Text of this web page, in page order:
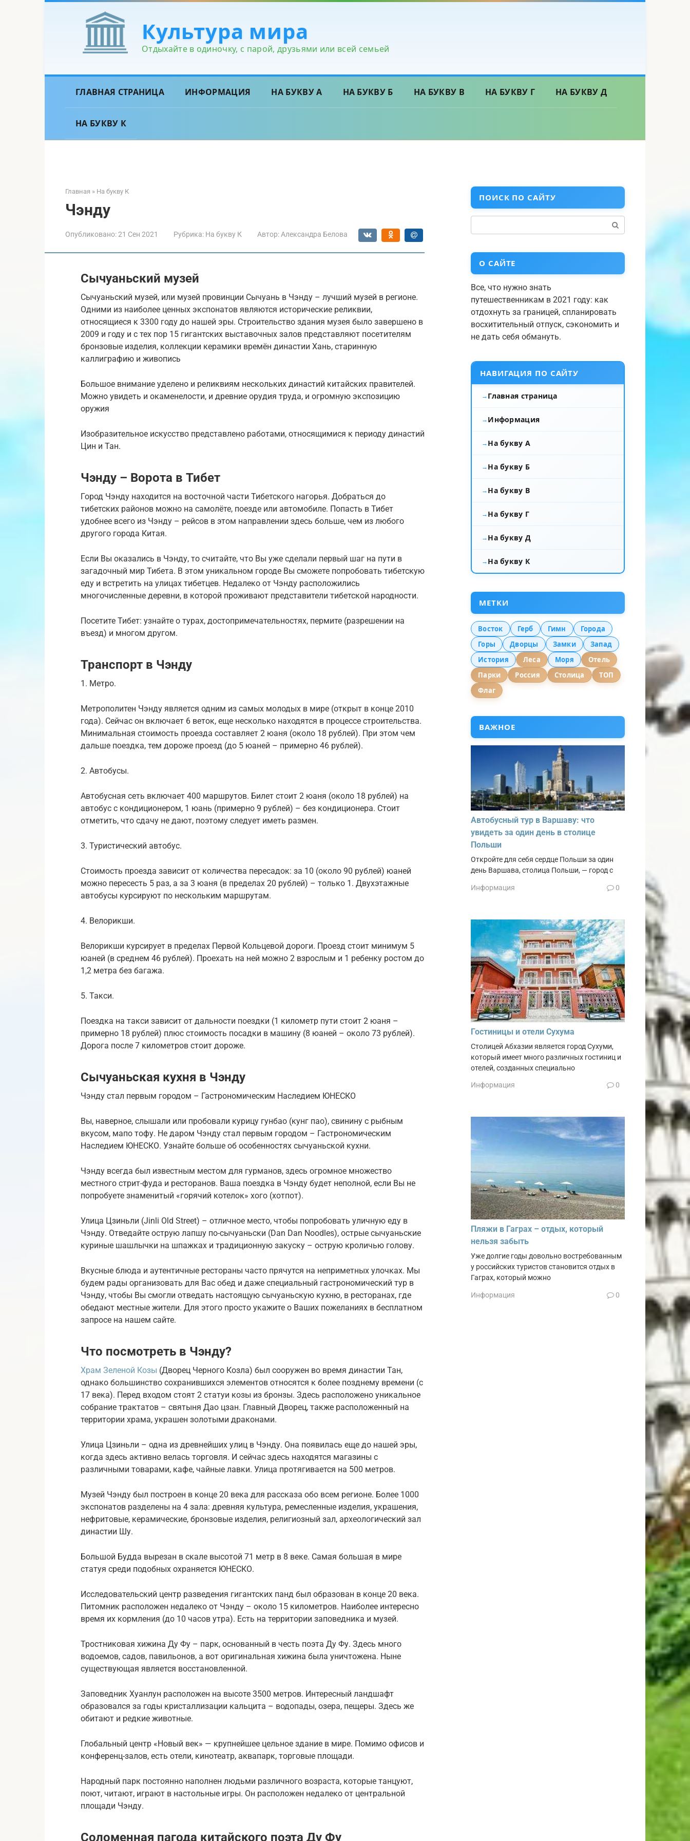
Культура мира
Отдыхайте в одиночку, с парой, друзьями или всей семьей
ГЛАВНАЯ СТРАНИЦА ИНФОРМАЦИЯ НА БУКВУ А НА БУКВУ Б НА БУКВУ В НА БУКВУ Г НА БУКВУ Д
НА БУКВУ К
Главная » На букву К
Чэнду
Опубликовано:21 Сен 2021 Рубрика: На букву К Автор: Александра Белова
Сычуаньский музей
Сычуаньский музей, или музей провинции Сычуань в Чэнду – лучший музей в регионе.
Одними из наиболее ценных экспонатов являются исторические реликвии,
относящиеся к 3300 году до нашей эры. Строительство здания музея было завершено в
2009 и году и с тех пор 15 гигантских выставочных залов представляют посетителям
бронзовые изделия, коллекции керамики времён династии Хань, старинную
каллиграфию и живопись
Большое внимание уделено и реликвиям нескольких династий китайских правителей.
Можно увидеть и окаменелости, и древние орудия труда, и огромную экспозицию
оружия
Изобразительное искусство представлено работами, относящимися к периоду династий
Цин и Тан.
Чэнду – Ворота в Тибет
Город Чэнду находится на восточной части Тибетского нагорья. Добраться до
тибетских районов можно на самолёте, поезде или автомобиле. Попасть в Тибет
удобнее всего из Чэнду – рейсов в этом направлении здесь больше, чем из любого
другого города Китая.
Если Вы оказались в Чэнду, то считайте, что Вы уже сделали первый шаг на пути в
загадочный мир Тибета. В этом уникальном городе Вы сможете попробовать тибетскую
еду и встретить на улицах тибетцев. Недалеко от Чэнду расположились
многочисленные деревни, в которой проживают представители тибетской народности.
Посетите Тибет: узнайте о турах, достопримечательностях, пермите (разрешении на
въезд) и многом другом.
Транспорт в Чэнду
1. Метро.
Метрополитен Чэнду является одним из самых молодых в мире (открыт в конце 2010
года). Сейчас он включает 6 веток, еще несколько находятся в процессе строительства.
Минимальная стоимость проезда составляет 2 юаня (около 18 рублей). При этом чем
дальше поездка, тем дороже проезд (до 5 юаней – примерно 46 рублей).
2. Автобусы.
Автобусная сеть включает 400 маршрутов. Билет стоит 2 юаня (около 18 рублей) на
автобус с кондиционером, 1 юань (примерно 9 рублей) – без кондиционера. Стоит
отметить, что сдачу не дают, поэтому следует иметь размен.
3. Туристический автобус.
Стоимость проезда зависит от количества пересадок: за 10 (около 90 рублей) юаней
можно пересесть 5 раз, а за 3 юаня (в пределах 20 рублей) – только 1. Двухэтажные
автобусы курсируют по нескольким маршрутам.
4. Велорикши.
Велорикши курсирует в пределах Первой Кольцевой дороги. Проезд стоит минимум 5
юаней (в среднем 46 рублей). Проехать на ней можно 2 взрослым и 1 ребенку ростом до
1,2 метра без багажа.
5. Такси.
Поездка на такси зависит от дальности поездки (1 километр пути стоит 2 юаня –
примерно 18 рублей) плюс стоимость посадки в машину (8 юаней – около 73 рублей).
Дорога после 7 километров стоит дороже.
Сычуаньская кухня в Чэнду
Чэнду стал первым городом – Гастрономическим Наследием ЮНЕСКО
Вы, наверное, слышали или пробовали курицу гунбао (кунг пао), свинину с рыбным
вкусом, мапо тофу. Не даром Чэнду стал первым городом – Гастрономическим
Наследием ЮНЕСКО. Узнайте больше об особенностях сычуаньской кухни.
Чэнду всегда был известным местом для гурманов, здесь огромное множество
местного стрит-фуда и ресторанов. Ваша поездка в Чэнду будет неполной, если Вы не
попробуете знаменитый «горячий котелок» хого (хотпот).
Улица Цзиньли (Jinli Old Street) – отличное место, чтобы попробовать уличную еду в
Чэнду. Отведайте острую лапшу по-сычуаньски (Dan Dan Noodles), острые сычуаньские
куриные шашлычки на шпажках и традиционную закуску – острую кроличью голову.
Вкусные блюда и аутентичные рестораны часто прячутся на неприметных улочках. Мы
будем рады организовать для Вас обед и даже специальный гастрономический тур в
Чэнду, чтобы Вы смогли отведать настоящую сычуаньскую кухню, в ресторанах, где
обедают местные жители. Для этого просто укажите о Ваших пожеланиях в бесплатном
запросе на нашем сайте.
Что посмотреть в Чэнду?
Храм Зеленой Козы (Дворец Черного Козла) был сооружен во время династии Тан,
однако большинство сохранившихся элементов относятся к более позднему времени (с
17 века). Перед входом стоят 2 статуи козы из бронзы. Здесь расположено уникальное
собрание трактатов – святыня Дао цзан. Главный Дворец, также расположенный на
территории храма, украшен золотыми драконами.
Улица Цзиньли – одна из древнейших улиц в Чэнду. Она появилась еще до нашей эры,
когда здесь активно велась торговля. И сейчас здесь находятся магазины с
различными товарами, кафе, чайные лавки. Улица протягивается на 500 метров.
Музей Чэнду был построен в конце 20 века для рассказа обо всем регионе. Более 1000
экспонатов разделены на 4 зала: древняя культура, ремесленные изделия, украшения,
нефритовые, керамические, бронзовые изделия, религиозный зал, археологический зал
династии Шу.
Большой Будда вырезан в скале высотой 71 метр в 8 веке. Самая большая в мире
статуя среди подобных охраняется ЮНЕСКО.
Исследовательский центр разведения гигантских панд был образован в конце 20 века.
Питомник расположен недалеко от Чэнду – около 15 километров. Наиболее интересно
время их кормления (до 10 часов утра). Есть на территории заповедника и музей.
Тростниковая хижина Ду Фу – парк, основанный в честь поэта Ду Фу. Здесь много
водоемов, садов, павильонов, а вот оригинальная хижина была уничтожена. Ныне
существующая является восстановленной.
Заповедник Хуанлун расположен на высоте 3500 метров. Интересный ландшафт
образовался за годы кристаллизации кальцита – водопады, озера, пещеры. Здесь же
обитают и редкие животные.
Глобальный центр «Новый век» — крупнейшее цельное здание в мире. Помимо офисов и
конференц-залов, есть отели, кинотеатр, аквапарк, торговые площади.
Народный парк постоянно наполнен людьми различного возраста, которые танцуют,
поют, читают, играют в настольные игры. Он расположен недалеко от центральной
площади Чэнду.
Соломенная пагода китайского поэта Ду Фу
ПОИСК ПО САЙТУ
О САЙТЕ
Все, что нужно знать
путешественникам в 2021 году: как
отдохнуть за границей, спланировать
восхитительный отпуск, сэкономить и
не дать себя обмануть.
НАВИГАЦИЯ ПО САЙТУ
Главная страница
Информация
На букву А
На букву Б
На букву В
На букву Г
На букву Д
На букву К
МЕТКИ
Восток Герб Гимн
Города
Горы
Дворцы Замки
Запад
История
Леса Моря
Отель
Парки
Россия Столица
ТОП
Флаг
ВАЖНОЕ
Автобусный тур в Варшаву: что
увидеть за один день в столице
Польши
Откройте для себя сердце Польши за один
день Варшава, столица Польши, — город с
Информация 0
Гостиницы и отели Сухума
Столицей Абхазии является город Сухуми,
который имеет много различных гостиниц и
отелей, созданных специально
Информация 0
Пляжи в Гаграх – отдых, который
нельзя забыть
Уже долгие годы довольно востребованным
у российских туристов становится отдых в
Гаграх, который можно
Информация 0